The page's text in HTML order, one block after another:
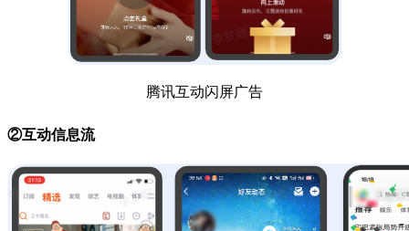
腾讯互动闪屏广告
②互动信息流